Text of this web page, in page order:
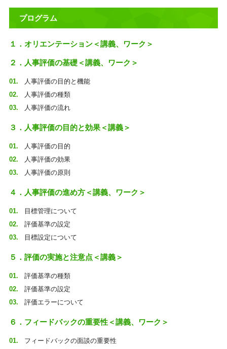
プログラム
１．オリエンテーション＜講義、ワーク＞
２．人事評価の基礎＜講義、ワーク＞
人事評価の目的と機能
人事評価の種類
人事評価の流れ
３．人事評価の目的と効果＜講義＞
人事評価の目的
人事評価の効果
人事評価の原則
４．人事評価の進め方＜講義、ワーク＞
目標管理について
評価基準の設定
目標設定について
５．評価の実施と注意点＜講義＞
評価基準の種類
評価基準の設定
評価エラーについて
６．フィードバックの重要性＜講義、ワーク＞
フィードバックの面談の重要性